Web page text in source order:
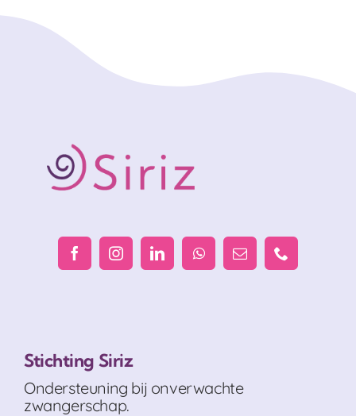
Stichting Siriz
Ondersteuning bij onverwachte
zwangerschap.